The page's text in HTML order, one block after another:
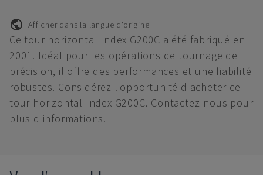
Afficher dans la langue d'origine
Ce tour horizontal Index G200C a été fabriqué en
2001. Idéal pour les opérations de tournage de
précision, il offre des performances et une fiabilité
robustes. Considérez l'opportunité d'acheter ce
tour horizontal Index G200C. Contactez-nous pour
plus d'informations.